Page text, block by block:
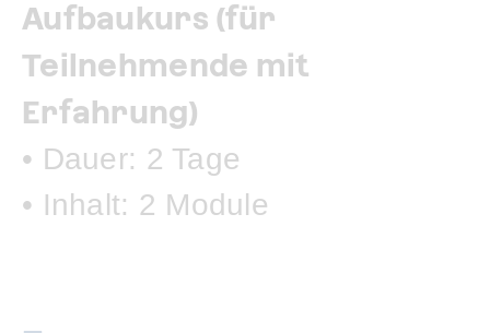
Aufbaukurs (für
Teilnehmende mit
Erfahrung)
• Dauer: 2 Tage
• Inhalt: 2 Module